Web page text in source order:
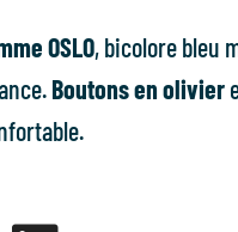
OSLO, bicolore bleu
Boutons en olivier